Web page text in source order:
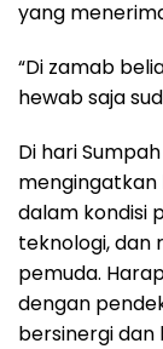
yang
“Di zamab
hewab saja
Di hari
mengingatkan
dalam kondisi
teknologi, dan
pemuda.
dengan
bersinergi dan